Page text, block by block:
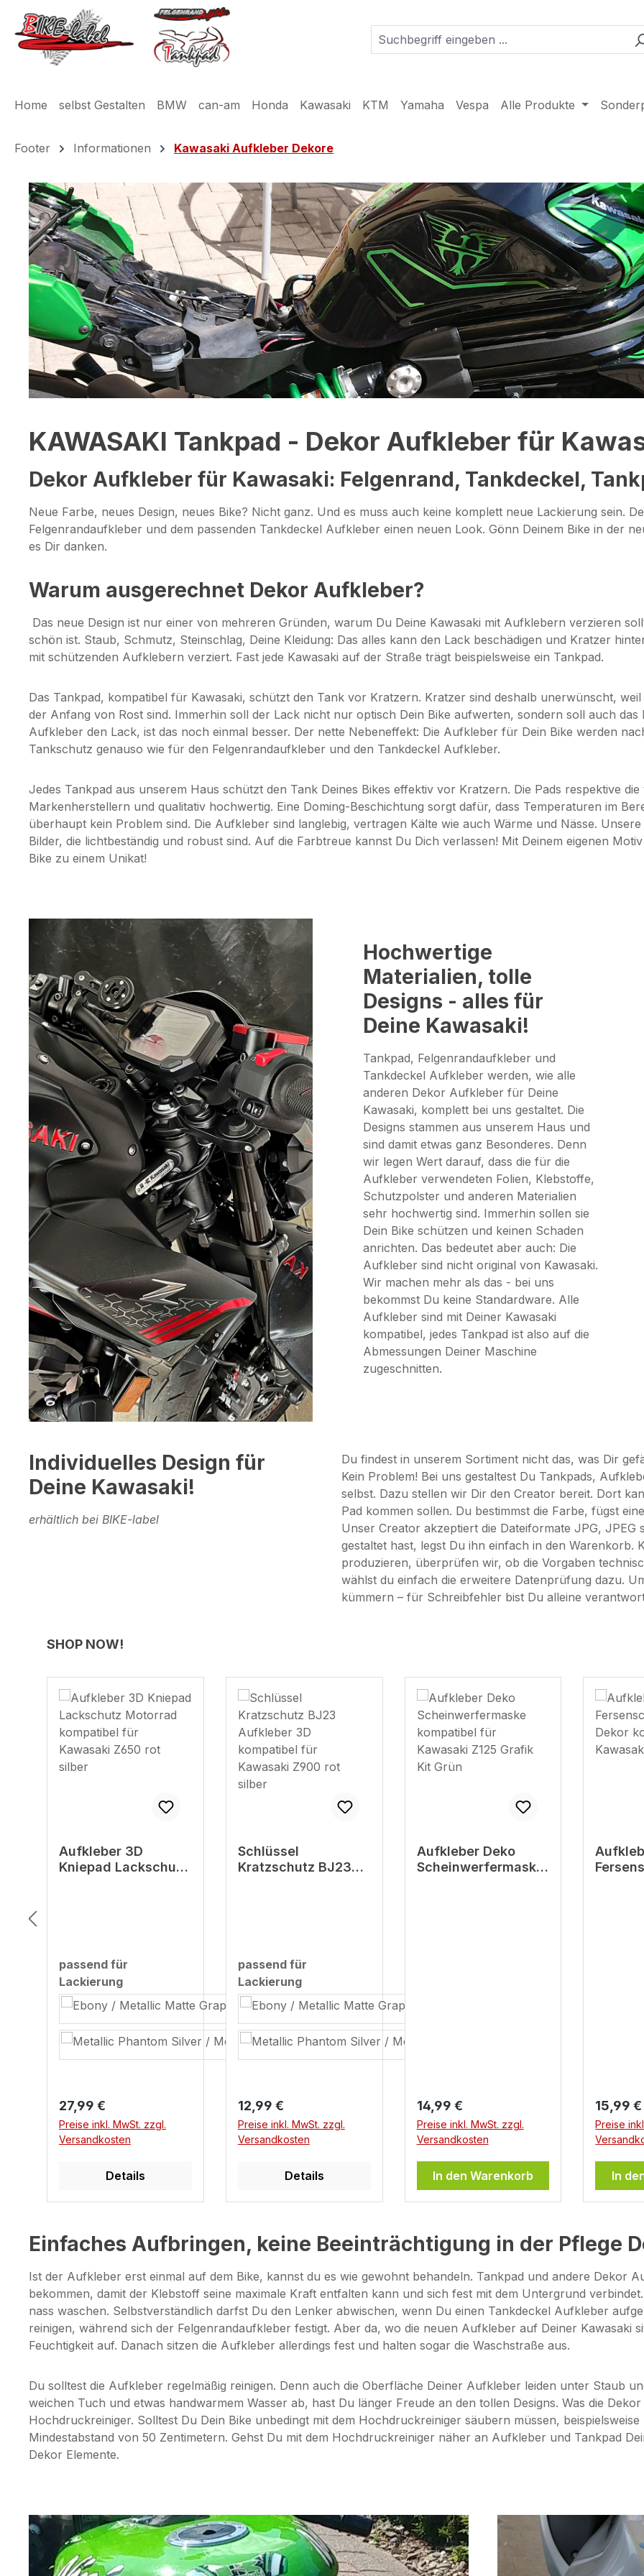
Hauptinhalt springen
Zur Suche springen
Zur Hauptnavigation springen
Home selbst Gestalten BMW can-am Honda Kawasaki KTM Yamaha Vespa Alle Produkte
Footer Informationen Kawasaki Aufkleber Dekore
KAWASAKI Tankpad - Dekor Aufkleber für
Dekor Aufkleber für Kawasaki: Felgenrand, Tankdeckel,
Neue Farbe, neues Design, neues Bike? Nicht ganz. Und es muss auch keine komplett neue Lackierung sein.
Felgenrandaufkleber und dem passenden Tankdeckel Aufkleber einen neuen Look. Gönn Deinem Bike in der
es Dir danken.
Warum ausgerechnet Dekor Aufkleber?
Das neue Design ist nur einer von mehreren Gründen, warum Du Deine Kawasaki mit Aufklebern verzieren
schön ist. Staub, Schmutz, Steinschlag, Deine Kleidung: Das alles kann den Lack beschädigen und Kratzer
mit schützenden Aufklebern verziert. Fast jede Kawasaki auf der Straße trägt beispielsweise ein Tankpad.
Das Tankpad, kompatibel für Kawasaki, schützt den Tank vor Kratzern. Kratzer sind deshalb unerwünscht,
der Anfang von Rost sind. Immerhin soll der Lack nicht nur optisch Dein Bike aufwerten, sondern soll auch
Aufkleber den Lack, ist das noch einmal besser. Der nette Nebeneffekt: Die Aufkleber für Dein Bike werden
Tankschutz genauso wie für den Felgenrandaufkleber und den Tankdeckel Aufkleber.
Jedes Tankpad aus unserem Haus schützt den Tank Deines Bikes effektiv vor Kratzern. Die Pads respektive
Markenherstellern und qualitativ hochwertig. Eine Doming-Beschichtung sorgt dafür, dass Temperaturen im
überhaupt kein Problem sind. Die Aufkleber sind langlebig, vertragen Kälte wie auch Wärme und Nässe.
Bilder, die lichtbeständig und robust sind. Auf die Farbtreue kannst Du Dich verlassen! Mit Deinem eigenen
Bike zu einem Unikat!
Hochwertige
Materialien, tolle
Designs - alles für
Deine Kawasaki!
Tankpad, Felgenrandaufkleber und
Tankdeckel Aufkleber werden, wie alle
anderen Dekor Aufkleber für Deine
Kawasaki, komplett bei uns gestaltet. Die
Designs stammen aus unserem Haus und
sind damit etwas ganz Besonderes. Denn
wir legen Wert darauf, dass die für die
Aufkleber verwendeten Folien, Klebstoffe,
Schutzpolster und anderen Materialien
sehr hochwertig sind. Immerhin sollen sie
Dein Bike schützen und keinen Schaden
anrichten. Das bedeutet aber auch: Die
Aufkleber sind nicht original von Kawasaki.
Wir machen mehr als das - bei uns
bekommst Du keine Standardware. Alle
Aufkleber sind mit Deiner Kawasaki
kompatibel, jedes Tankpad ist also auf die
Abmessungen Deiner Maschine
zugeschnitten.
Individuelles Design für
Deine Kawasaki!
erhältlich bei BIKE-label
Du findest in unserem Sortiment nicht das, was Dir
Kein Problem! Bei uns gestaltest Du Tankpads,
selbst. Dazu stellen wir Dir den Creator bereit. Dort
Pad kommen sollen. Du bestimmst die Farbe, fügst
Unser Creator akzeptiert die Dateiformate JPG,
gestaltet hast, legst Du ihn einfach in den Warenkorb.
produzieren, überprüfen wir, ob die Vorgaben
wählst du einfach die erweitere Datenprüfung dazu.
kümmern – für Schreibfehler bist Du alleine
Produktgalerie überspringen
SHOP NOW!
Schlüssel
Kratzschutz BJ23
passend für
Lackierungauswählen
Regulärer Preis:
12,99 €
Preise inkl. MwSt. zzgl.
Versandkosten
Details
Aufkleber Deko
Scheinwerfermaske
Regulärer Preis:
14,99 €
Preise inkl. MwSt. zzgl.
Versandkosten
In den Warenkorb
Aufkleber Deko Set
Fersenschutz
Regulärer Preis:
15,99 €
Preise inkl. MwSt. zzgl.
Versandkosten
In den Warenkorb
15,99 €
Preise
In
Einfaches Aufbringen, keine Beeinträchtigung in der Pflege
Ist der Aufkleber erst einmal auf dem Bike, kannst du es wie gewohnt behandeln. Tankpad und andere Dekor
bekommen, damit der Klebstoff seine maximale Kraft entfalten kann und sich fest mit dem Untergrund
nass waschen. Selbstverständlich darfst Du den Lenker abwischen, wenn Du einen Tankdeckel Aufkleber
reinigen, während sich der Felgenrandaufkleber festigt. Aber da, wo die neuen Aufkleber auf Deiner Kawasaki
Feuchtigkeit auf. Danach sitzen die Aufkleber allerdings fest und halten sogar die Waschstraße aus.
Du solltest die Aufkleber regelmäßig reinigen. Denn auch die Oberfläche Deiner Aufkleber leiden unter Staub
weichen Tuch und etwas handwarmem Wasser ab, hast Du länger Freude an den tollen Designs. Was die
Hochdruckreiniger. Solltest Du Dein Bike unbedingt mit dem Hochdruckreiniger säubern müssen,
Mindestabstand von 50 Zentimetern. Gehst Du mit dem Hochdruckreiniger näher an Aufkleber und Tankpad
Dekor Elemente.